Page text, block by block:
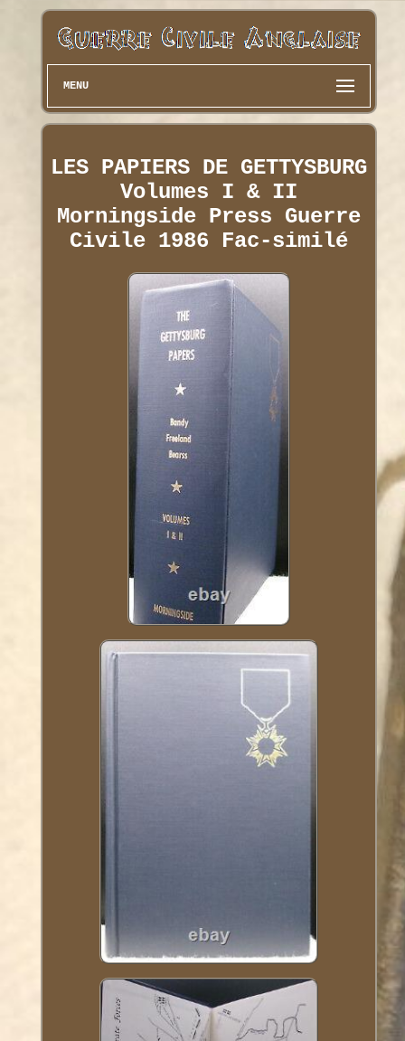
MENU
LES PAPIERS DE GETTYSBURG
Volumes I & II
Morningside Press Guerre
Civile 1986 Fac-similé